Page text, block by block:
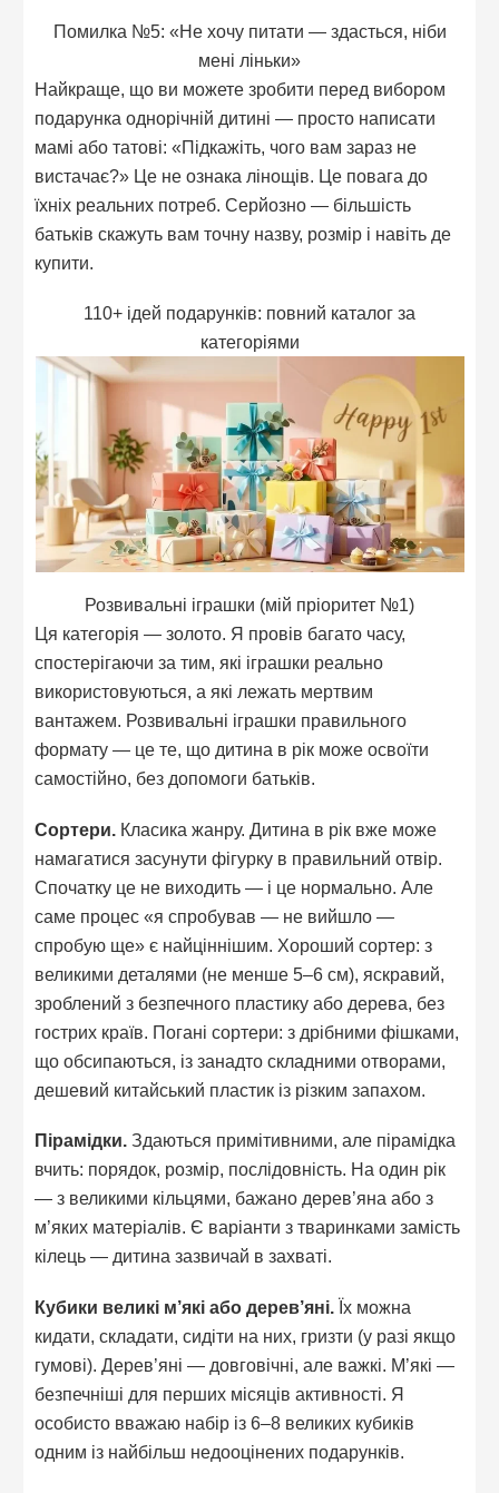
Помилка №5: «Не хочу питати — здасться, ніби
мені ліньки»
Найкраще, що ви можете зробити перед вибором
подарунка однорічній дитині — просто написати
мамі або татові: «Підкажіть, чого вам зараз не
вистачає?» Це не ознака лінощів. Це повага до
їхніх реальних потреб. Серйозно — більшість
батьків скажуть вам точну назву, розмір і навіть де
купити.
110+ ідей подарунків: повний каталог за
категоріями
Розвивальні іграшки (мій пріоритет №1)
Ця категорія — золото. Я провів багато часу,
спостерігаючи за тим, які іграшки реально
використовуються, а які лежать мертвим
вантажем. Розвивальні іграшки правильного
формату — це те, що дитина в рік може освоїти
самостійно, без допомоги батьків.
Сортери. Класика жанру. Дитина в рік вже може
намагатися засунути фігурку в правильний отвір.
Спочатку це не виходить — і це нормально. Але
саме процес «я спробував — не вийшло —
спробую ще» є найціннішим. Хороший сортер: з
великими деталями (не менше 5–6 см), яскравий,
зроблений з безпечного пластику або дерева, без
гострих країв. Погані сортери: з дрібними фішками,
що обсипаються, із занадто складними отворами,
дешевий китайський пластик із різким запахом.
Пірамідки. Здаються примітивними, але пірамідка
вчить: порядок, розмір, послідовність. На один рік
— з великими кільцями, бажано дерев’яна або з
м’яких матеріалів. Є варіанти з тваринками замість
кілець — дитина зазвичай в захваті.
Кубики великі м’які або дерев’яні. Їх можна
кидати, складати, сидіти на них, гризти (у разі якщо
гумові). Дерев’яні — довговічні, але важкі. М’які —
безпечніші для перших місяців активності. Я
особисто вважаю набір із 6–8 великих кубиків
одним із найбільш недооцінених подарунків.